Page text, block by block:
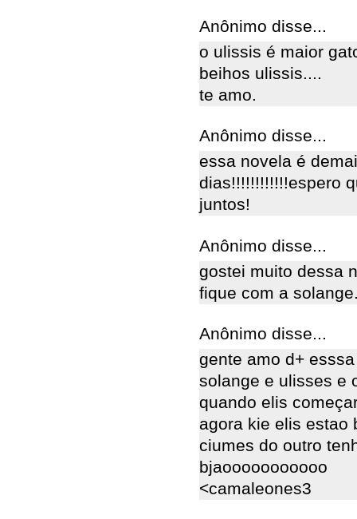
Anônimo disse...
o ulissis é maior
beihos ulissis....
te amo.
Anônimo disse...
essa novela é
dias!!!!!!!!!!!!espero
juntos!
Anônimo disse...
gostei muito dessa
fique com a
Anônimo disse...
gente amo d+
solange e ulisses e
quando elis
agora kie elis estao
ciumes do outro
bjaooooooooooo
<camaleones3